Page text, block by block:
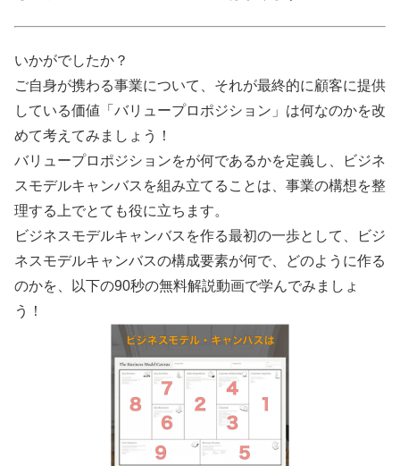
いかがでしたか？
ご自身が携わる事業について、それが最終的に顧客に提供
している価値「バリュープロポジション」は何なのかを改
めて考えてみましょう！
バリュープロポジションをが何であるかを定義し、ビジネ
スモデルキャンバスを組み立てることは、事業の構想を整
理する上でとても役に立ちます。
ビジネスモデルキャンバスを作る最初の一歩として、ビジ
ネスモデルキャンバスの構成要素が何で、どのように作る
のかを、以下の90秒の無料解説動画で学んでみましょ
う！